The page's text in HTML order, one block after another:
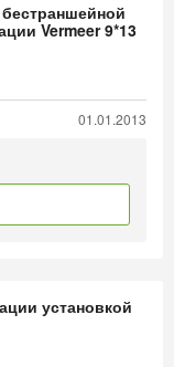
Vermeer 9*13
01.01.2013
установкой